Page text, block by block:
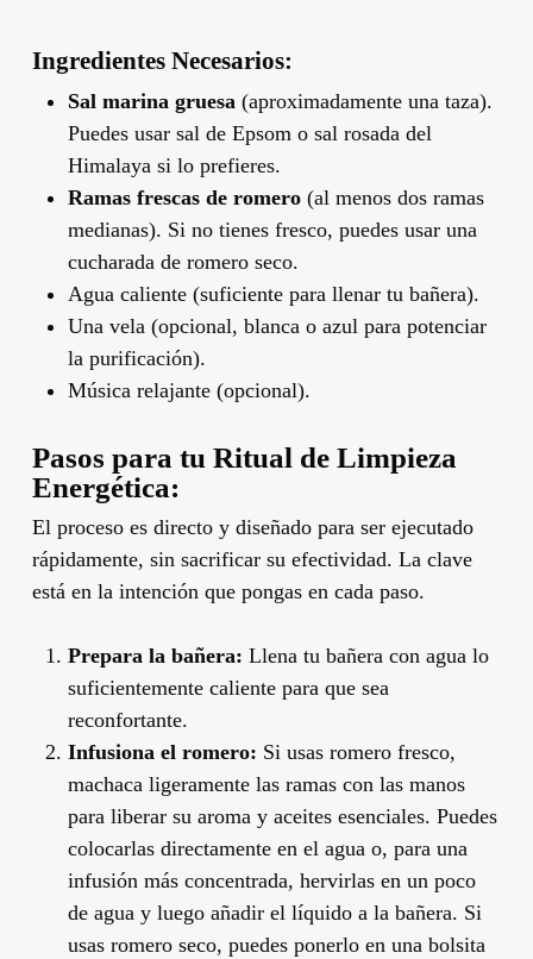
Ingredientes Necesarios:
Sal marina gruesa(aproximadamente una taza).
Puedes usar sal de Epsom o sal rosada del
Himalaya si lo prefieres.
Ramas frescas de romero(al menos dos ramas
medianas). Si no tienes fresco, puedes usar una
cucharada de romero seco.
Agua caliente (suficiente para llenar tu bañera).
Una vela (opcional, blanca o azul para potenciar
la purificación).
Música relajante (opcional).
Pasos para tu Ritual de Limpieza
Energética:
El proceso es directo y diseñado para ser ejecutado
rápidamente, sin sacrificar su efectividad. La clave
está en la intención que pongas en cada paso.
Prepara la bañera: Llena tu bañera con agua lo
suficientemente caliente para que sea
reconfortante.
Infusiona el romero: Si usas romero fresco,
machaca ligeramente las ramas con las manos
para liberar su aroma y aceites esenciales. Puedes
colocarlas directamente en el agua o, para una
infusión más concentrada, hervirlas en un poco
de agua y luego añadir el líquido a la bañera. Si
usas romero seco, puedes ponerlo en una bolsita